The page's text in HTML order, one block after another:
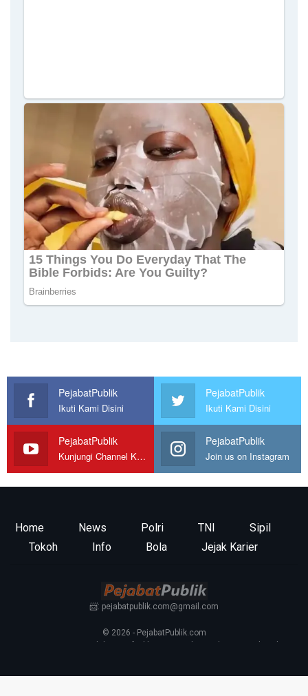
PejabatPublik
Ikuti Kami Disini
PejabatPublik
Ikuti Kami Disini
PejabatPublik
Kunjungi Channel Kami
PejabatPublik
Join us on Instagram
Home News Polri TNI
Sipil
Tokoh
Info Bola Jejak Karier
📨: pejabatpublik.com@gmail.com
© 2026 - PejabatPublik.com
Redaksi Info Iklan Kontak Pedoman Media Siber